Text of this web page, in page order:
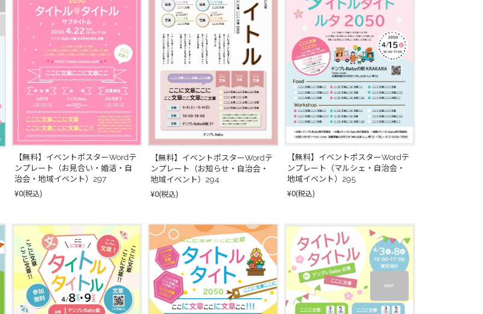
【無料】イベントポスターWordテ
ンプレート（お見合い・婚活・自
治会・地域イベント）297
¥0(税込)
【無料】イベントポスターWordテ
ンプレート（お知らせ・自治会・
地域イベント）294
¥0(税込)
【無料】イベントポスターWordテ
ンプレート（マルシェ・自治会・
地域イベント）295
¥0(税込)